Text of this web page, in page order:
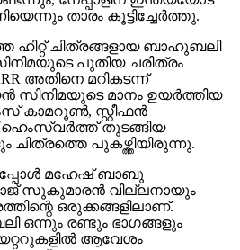
ഹിറ്റ് ചിത്രങ്ങളായ ബാഹുബലി
പുതിയ ചരിത്രം
അതിനെ മറികടന്ന്
സിനിമയുടെ മാനം ഉയര്‍ത്തിയ
കാമറൂണ്‍, സ്റ്റീഫന്‍
തുടങ്ങിയ
പുകഴ്ത്തിയിരുന്നു.
ഇപ്പോള്‍ മഹേഷ് ബാബു
സുകുമാരന്‍ വില്ലനായും
ഒരുക്കങ്ങളിലാണ്.
രണ്ടും ഭാഗങ്ങളും
ആവേശം